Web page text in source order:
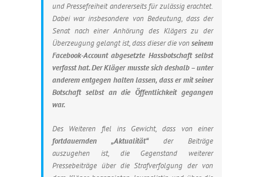
und Pressefreiheit andererseits für zulässig erachtet.
Dabei war insbesondere von Bedeutung, dass der
Senat nach einer Anhörung des Klägers zu der
Überzeugung gelangt ist, dass dieser die vonseinem
Facebook-Account abgesetzte Hassbotschaft selbst
verfasst hat. Der Kläger musste sich deshalb – unter
anderem entgegen halten lassen, dass er mit seiner
Botschaft selbst an die Öffentlichkeit gegangen
war.
Des Weiteren fiel ins Gewicht, dass von einer
fortdauernden „Aktualität“der Beiträge
auszugehen ist, die Gegenstand weiterer
Pressebeiträge über die Strafverfolgung der von